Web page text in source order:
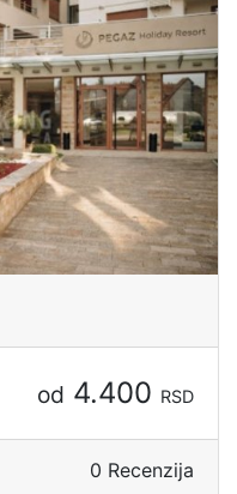
od 4.400 RSD
0 Recenzija